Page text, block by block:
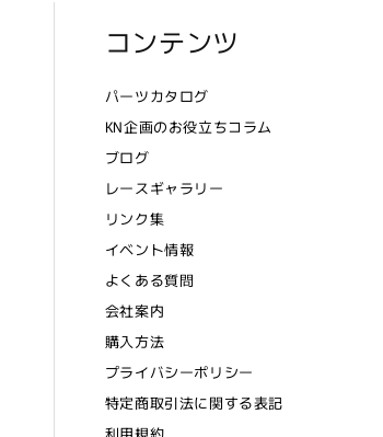
コンテンツ
パーツカタログ
KN企画のお役立ちコラム
ブログ
レースギャラリー
リンク集
イベント情報
よくある質問
会社案内
購入方法
プライバシーポリシー
特定商取引法に関する表記